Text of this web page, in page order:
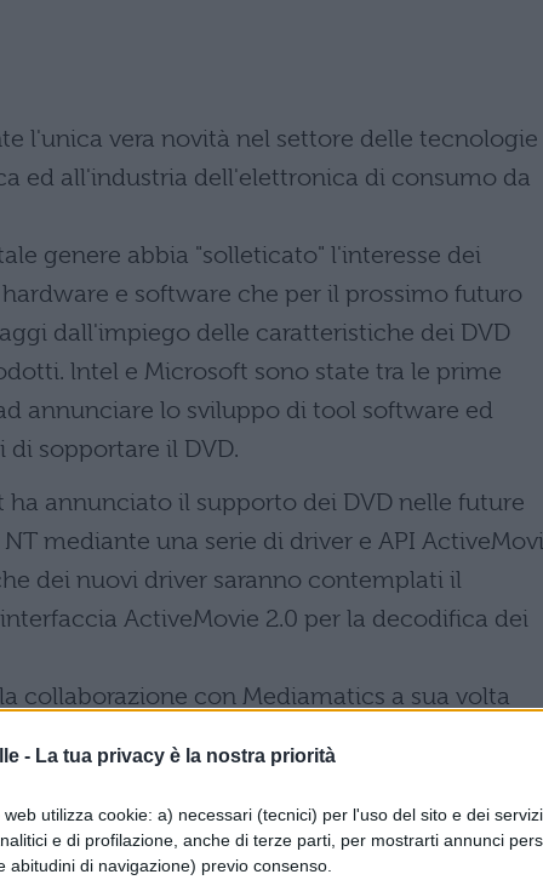
- La tua privacy è la nostra priorità
utilizza cookie: a) necessari (tecnici) per l'uso del sito e dei
e di profilazione, anche di terze parti, per mostrarti annunci
abitudini di navigazione) previo consenso.
l'unica vera novità nel settore delle tecnologie
ed all'industria dell'elettronica di consumo da
genere abbia "solleticato" l'interesse dei
e software che per il prossimo futuro
dall'impiego delle caratteristiche dei DVD
lntel e Microsoft sono state tra le prime
annunciare lo sviluppo di tool software ed
sopportare il DVD.
ha annunciato il supporto dei DVD nelle future
mediante una serie di driver e API
dei nuovi driver saranno contemplati il
ActiveMovie 2.0 per la decodifica dei
collaborazione con Mediamatics a sua volta
player DVD software. Sul fronte
(DRF), Piatform Architecture Labs (PAL) e
lntel, con l'introduzione delle estensioni MMX
(CompCore Multimedia), hanno